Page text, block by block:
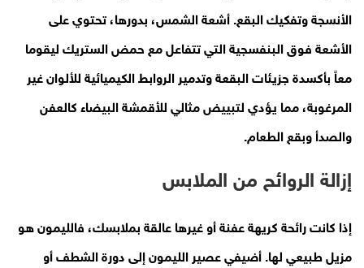
الأنسجة وتفكيك البقع. أشعة الشمس، بدورها، تحتوي على
الأشعة فوق البنفسجية التي تتفاعل مع حمض الستريك ليقوما
معاً بأكسدة جزيئات البقعة وتدمير الروابط الكيميائية للألوان غير
المرغوبة، مما يؤدي لتبييض مثالي للأقمشة البيضاء كالعفن
والصدأ وبقع الطعام.
إزالة الروائح من الملابس
إذا كانت رائحة كريهة عفنة أو غيرها عالقة بملابسك، فالليمون هو
مزيل طبيعي لها. أضيفي عصير الليمون إلى دورة الشطف أو